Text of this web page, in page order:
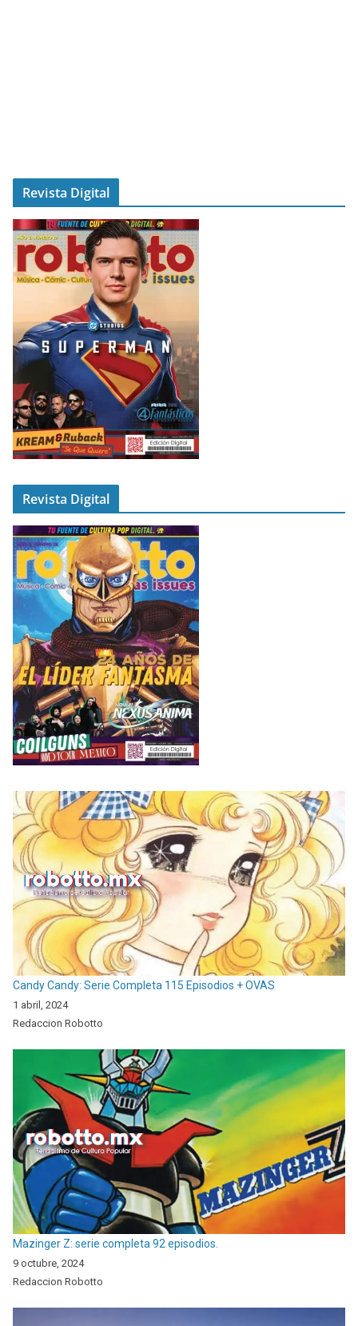
Revista Digital
Revista Digital
Candy Candy: Serie Completa 115 Episodios + OVAS
1 abril, 2024
Redaccion Robotto
Mazinger Z: serie completa 92 episodios.
9 octubre, 2024
Redaccion Robotto